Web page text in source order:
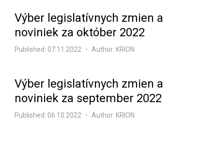
Výber legislatívnych zmien a
noviniek za október 2022
Published: 07.11.2022 Author: KRION
Výber legislatívnych zmien a
noviniek za september 2022
Published: 06.10.2022 Author: KRION